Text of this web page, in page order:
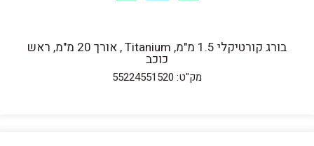
בורג קורטיקלי 1.5 מ"מ, Titanium , אורך 20 מ"מ, ראש
כוכב
מק"ט: 55224551520